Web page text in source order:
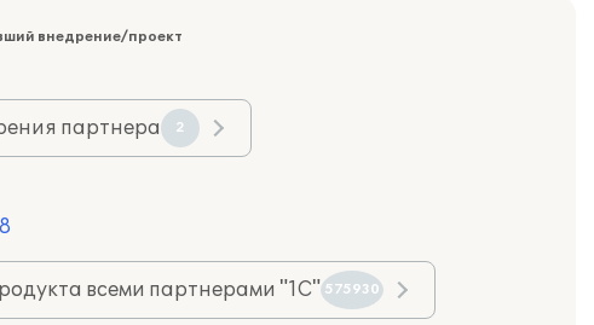
внедрение/проект
партнера 2
всеми партнерами "1С" 575930